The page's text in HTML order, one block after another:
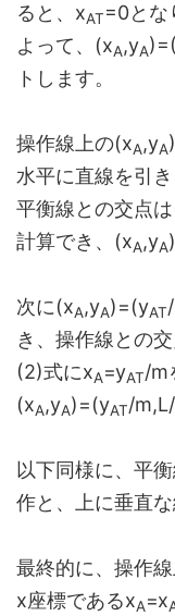
ると、xAT=0とな
よって、(xA,yA
トします。
操作線上の(xA,yA
水平に直線を引き
平衡線との交点
計算でき、(xA,yA
次に(xA,yA)=(yAT
き、操作線との交
(2)式にxA=yAT/m
(xA,yA)=(yAT/
以下同様に、平
作と、上に垂直
最終的に、操作
x座標であるxA=x